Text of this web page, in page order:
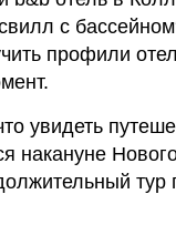
с
профили
увидеть
накануне